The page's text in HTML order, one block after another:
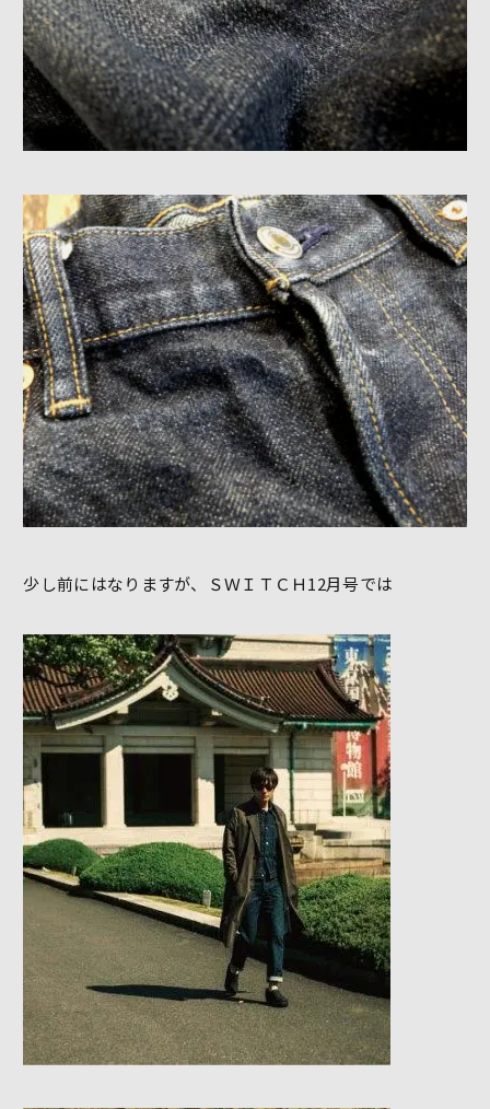
少し前にはなりますが、ＳＷＩＴＣＨ12月号では